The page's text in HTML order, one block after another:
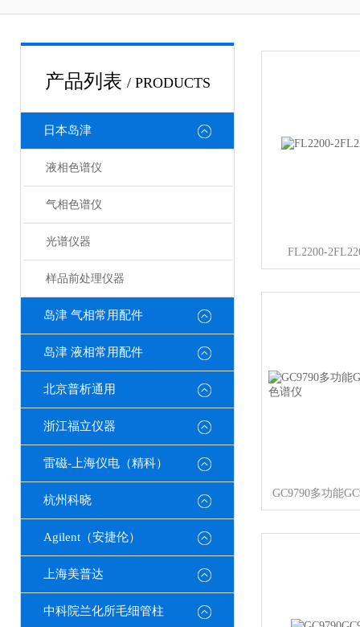
产品列表 / PRODUCTS
日本岛津
液相色谱仪
气相色谱仪
光谱仪器
样品前处理仪器
岛津 气相常用配件
岛津 液相常用配件
北京普析通用
浙江福立仪器
雷磁-上海仪电（精科）
杭州科晓
Agilent（安捷伦）
上海美普达
中科院兰化所毛细管柱
FL2200-